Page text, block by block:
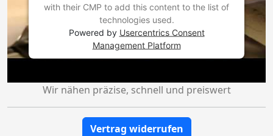
with their CMP to add this content to the list of
technologies used.
Powered by Usercentrics Consent
Management Platform
Wir nähen präzise, schnell und preiswert
Vertrag widerrufen